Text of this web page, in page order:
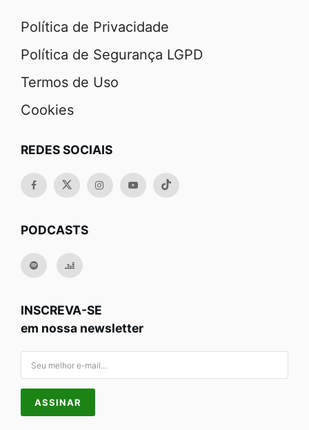
Política de Privacidade
Política de Segurança LGPD
Termos de Uso
Cookies
REDES SOCIAIS
PODCASTS
INSCREVA-SE
em nossa newsletter